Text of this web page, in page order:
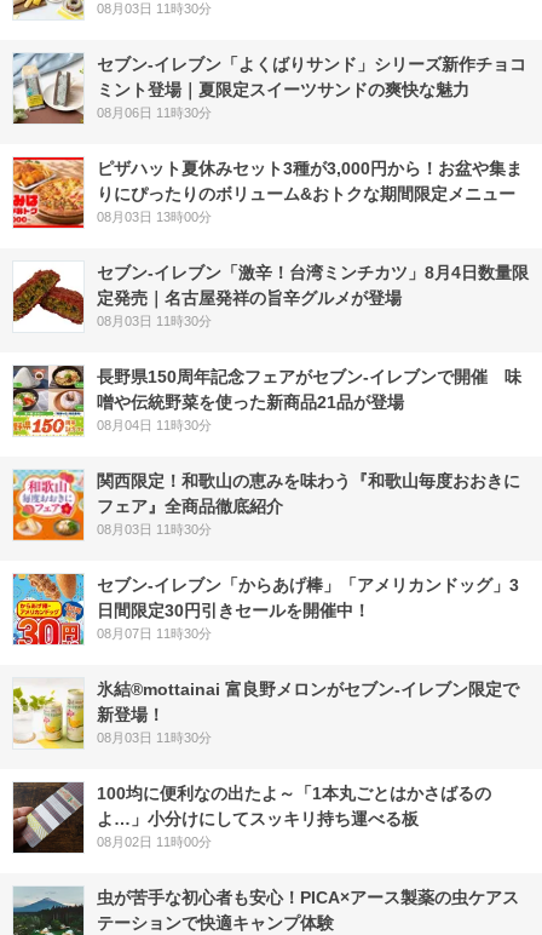
08月03日 11時30分
セブン‐イレブン「よくばりサンド」シリーズ新作チョコ
ミント登場｜夏限定スイーツサンドの爽快な魅力
08月06日 11時30分
ピザハット夏休みセット3種が3,000円から！お盆や集ま
りにぴったりのボリューム&おトクな期間限定メニュー
08月03日 13時00分
セブン-イレブン「激辛！台湾ミンチカツ」8月4日数量限
定発売｜名古屋発祥の旨辛グルメが登場
08月03日 11時30分
長野県150周年記念フェアがセブン-イレブンで開催 味
噌や伝統野菜を使った新商品21品が登場
08月04日 11時30分
関西限定！和歌山の恵みを味わう『和歌山毎度おおきに
フェア』全商品徹底紹介
08月03日 11時30分
セブン‐イレブン「からあげ棒」「アメリカンドッグ」3
日間限定30円引きセールを開催中！
08月07日 11時30分
氷結®mottainai 富良野メロンがセブン‐イレブン限定で
新登場！
08月03日 11時30分
100均に便利なの出たよ～「1本丸ごとはかさばるの
よ…」小分けにしてスッキリ持ち運べる板
08月02日 11時00分
虫が苦手な初心者も安心！PICA×アース製薬の虫ケアス
テーションで快適キャンプ体験